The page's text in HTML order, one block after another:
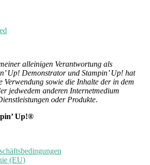
alleinigen Verantwortung als
Up! Demonstrator und Stampin’ Up! hat
Verwendung sowie die Inhalte der in dem
jedwedem anderen Internetmedium
oder Produkte.
Up!®
(EU)